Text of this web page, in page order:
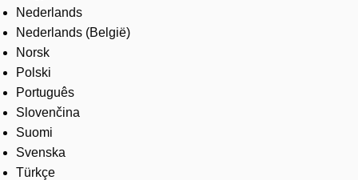
Nederlands
Nederlands (België)
Norsk
Polski
Português
Slovenčina
Suomi
Svenska
Türkçe